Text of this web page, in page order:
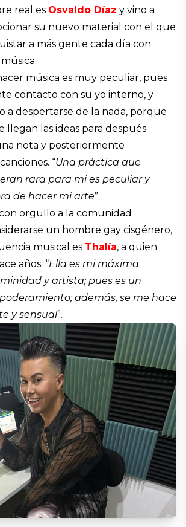
real es Osvaldo Díaz y vino a
su nuevo material con el que
a más gente cada día con
música es muy peculiar, pues
contacto con su yo interno, y
a despertarse de la nada, porque
llegan las ideas para después
nota y posteriormente
“Una práctica que
rara para mí es peculiar y
de hacer mi arte”.
orgullo a la comunidad
un hombre gay cisgénero,
musical es Thalía, a quien
años. “Ella es mi máxima
y artista; pues es un
además, se me hace
y sensual”.